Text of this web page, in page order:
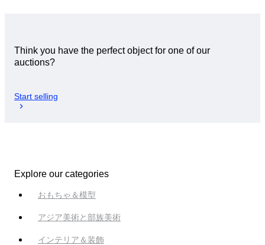
Think you have the perfect object for one of our
auctions?
Start selling
Explore our categories
おもちゃ＆模型
アジア美術と部族美術
インテリア＆装飾